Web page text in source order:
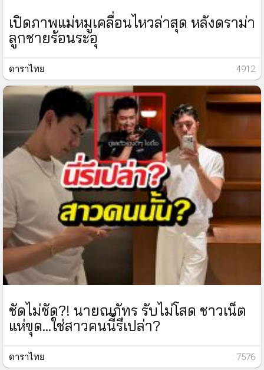
เปิดภาพแม่หมูเคลื่อนไหวล่าสุด หลังดราม่า
ลูกชายร้อนระอุ
ดาราไทย : 4912
ชัดไม่ชัด?! นายณภัทร รับไม่โสด ชาวเน็ต
แห่ขุด...ใช่สาวคนนี้รึเปล่า?
ดาราไทย : 7576